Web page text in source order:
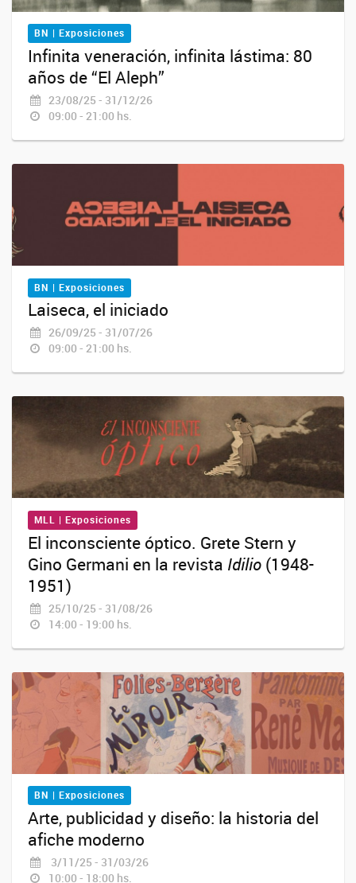
BN | Exposiciones
Infinita veneración, infinita lástima: 80
años de “El Aleph”
23/08/25 - 31/12/26
09:00 - 21:00 hs.
BN | Exposiciones
Laiseca, el iniciado
26/09/25 - 31/07/26
09:00 - 21:00 hs.
MLL | Exposiciones
El inconsciente óptico. Grete Stern y
Gino Germani en la revista Idilio (1948-
1951)
25/10/25 - 31/08/26
14:00 - 19:00 hs.
BN | Exposiciones
Arte, publicidad y diseño: la historia del
afiche moderno
3/11/25 - 31/03/26
10:00 - 18:00 hs.